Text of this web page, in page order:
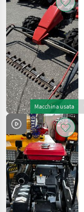
Macchina usata